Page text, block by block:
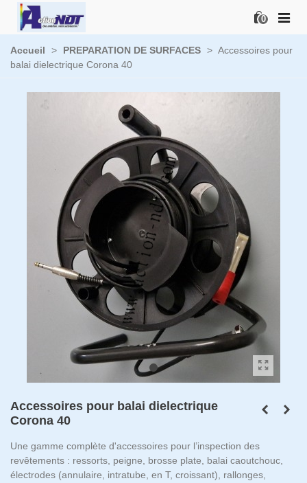
0
Accueil > PREPARATION DE SURFACES > Accessoires pour
balai dielectrique Corona 40
Accessoires pour balai dielectrique
Corona 40
Une gamme complète d'accessoires pour l’inspection des
revêtements : ressorts, peigne, brosse plate, balai caoutchouc,
électrodes (annulaire, intratube, en T, croissant), rallonges,